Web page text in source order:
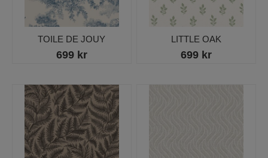
TOILE DE JOUY
699 kr
LITTLE OAK
699 kr